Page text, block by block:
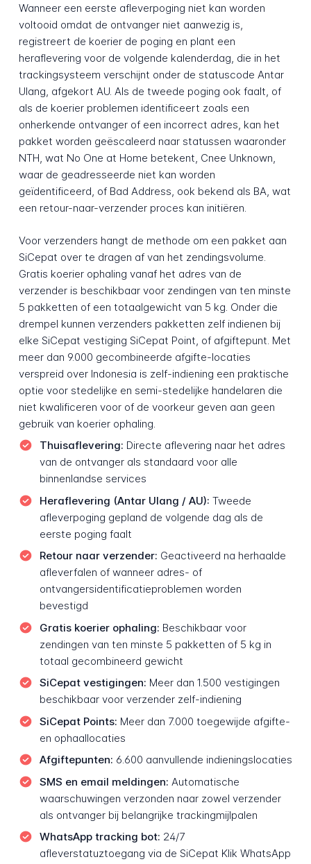
Wanneer een eerste afleverpoging niet kan worden
voltooid omdat de ontvanger niet aanwezig is,
registreert de koerier de poging en plant een
heraflevering voor de volgende kalenderdag, die in het
trackingsysteem verschijnt onder de statuscode Antar
Ulang, afgekort AU. Als de tweede poging ook faalt, of
als de koerier problemen identificeert zoals een
onherkende ontvanger of een incorrect adres, kan het
pakket worden geëscaleerd naar statussen waaronder
NTH, wat No One at Home betekent, Cnee Unknown,
waar de geadresseerde niet kan worden
geïdentificeerd, of Bad Address, ook bekend als BA, wat
een retour-naar-verzender proces kan initiëren.
Voor verzenders hangt de methode om een pakket aan
SiCepat over te dragen af van het zendingsvolume.
Gratis koerier ophaling vanaf het adres van de
verzender is beschikbaar voor zendingen van ten minste
5 pakketten of een totaalgewicht van 5 kg. Onder die
drempel kunnen verzenders pakketten zelf indienen bij
elke SiCepat vestiging SiCepat Point, of afgiftepunt. Met
meer dan 9.000 gecombineerde afgifte-locaties
verspreid over Indonesia is zelf-indiening een praktische
optie voor stedelijke en semi-stedelijke handelaren die
niet kwalificeren voor of de voorkeur geven aan geen
gebruik van koerier ophaling.
Thuisaflevering: Directe aflevering naar het adres
van de ontvanger als standaard voor alle
binnenlandse services
Heraflevering (Antar Ulang / AU): Tweede
afleverpoging gepland de volgende dag als de
eerste poging faalt
Retour naar verzender: Geactiveerd na herhaalde
afleverfalen of wanneer adres- of
ontvangersidentificatieproblemen worden
bevestigd
Gratis koerier ophaling: Beschikbaar voor
zendingen van ten minste 5 pakketten of 5 kg in
totaal gecombineerd gewicht
SiCepat vestigingen: Meer dan 1.500 vestigingen
beschikbaar voor verzender zelf-indiening
SiCepat Points: Meer dan 7.000 toegewijde afgifte-
en ophaallocaties
Afgiftepunten: 6.600 aanvullende indieningslocaties
SMS en email meldingen: Automatische
waarschuwingen verzonden naar zowel verzender
als ontvanger bij belangrijke trackingmijlpalen
WhatsApp tracking bot: 24/7
afleverstatuztoegang via de SiCepat Klik WhatsApp